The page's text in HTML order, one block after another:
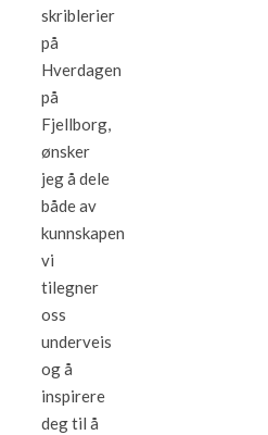
skriblerier
på
Hverdagen
på
Fjellborg,
ønsker
jeg å dele
både av
kunnskapen
vi
tilegner
oss
underveis
og å
inspirere
deg til å